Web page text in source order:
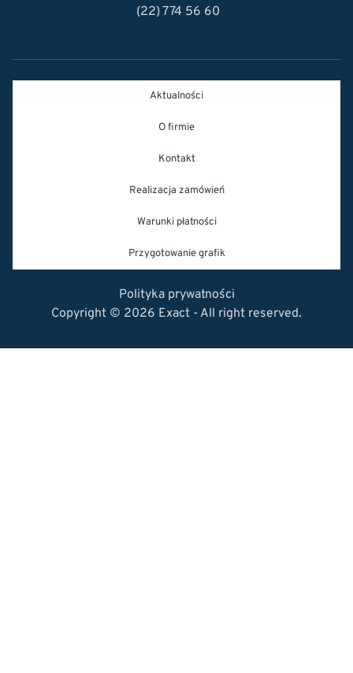
(22) 774 56 60
Aktualności
O firmie
Kontakt
Realizacja zamówień
Warunki płatności
Przygotowanie grafik
Polityka prywatności
Copyright © 2026 Exact - All right reserved.